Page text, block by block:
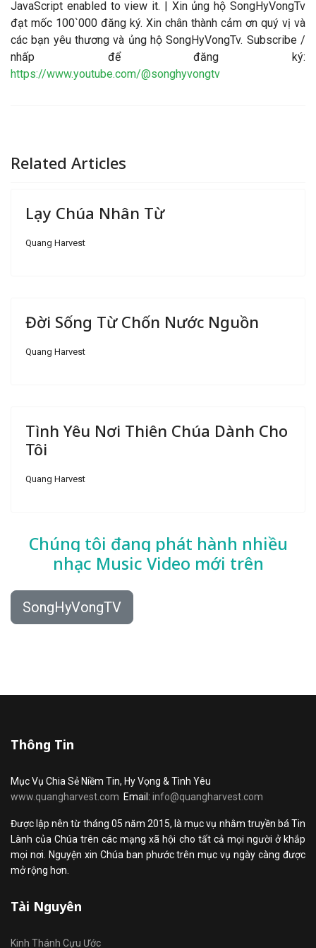
JavaScript enabled to view it. | Xin ủng hộ SongHyVongTv
đạt mốc 100`000 đăng ký. Xin chân thành cảm ơn quý vị và
các bạn yêu thương và ủng hộ SongHyVongTv. Subscribe /
nhấp để đăng ký:
https://www.youtube.com/@songhyvongtv
Related Articles
Lạy Chúa Nhân Từ
Quang Harvest
Đời Sống Từ Chốn Nước Nguồn
Quang Harvest
Tình Yêu Nơi Thiên Chúa Dành Cho
Tôi
Quang Harvest
Chúng tôi đang phát hành nhiều
nhạc Music Video mới trên
SongHyVongTV
Thông Tin
Mục Vụ Chia Sẻ Niềm Tin, Hy Vọng & Tình Yêu
www.quangharvest.com Email: info@quangharvest.com
Được lập nên từ tháng 05 năm 2015, là mục vụ nhằm truyền bá Tin
Lành của Chúa trên các mạng xã hội cho tất cả mọi người ở khắp
mọi nơi. Nguyện xin Chúa ban phước trên mục vụ ngày càng được
mở rộng hơn.
Tài Nguyên
Kinh Thánh Cựu Ước